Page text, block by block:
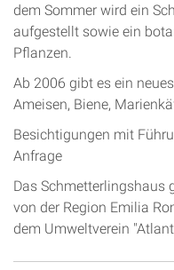
dem Sommer wird ein
aufgestellt sowie ein
Pflanzen.
Ab 2006 gibt es ein
Ameisen, Biene,
Besichtigungen mit
Anfrage
Das Schmetterlingshaus
von der Region Emilia
dem Umweltverein